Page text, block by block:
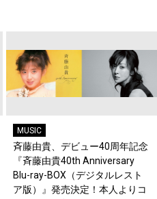
MUSIC
斉藤由貴、デビュー40周年記念
『斉藤由貴40th Anniversary
Blu-ray-BOX（デジタルレスト
ア版）』発売決定！本人よりコ